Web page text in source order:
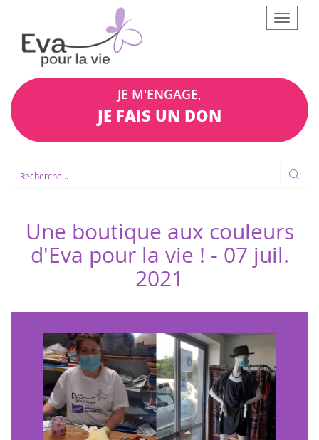
Afficher
le
JE M'ENGAGE,
JE FAIS UN DON
Une boutique aux couleurs
d'Eva pour la vie ! - 07 juil.
2021